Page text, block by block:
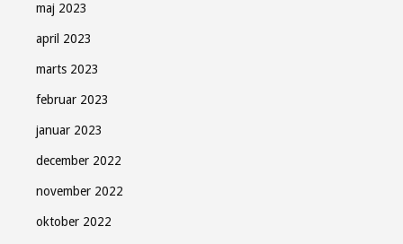
maj 2023
april 2023
marts 2023
februar 2023
januar 2023
december 2022
november 2022
oktober 2022